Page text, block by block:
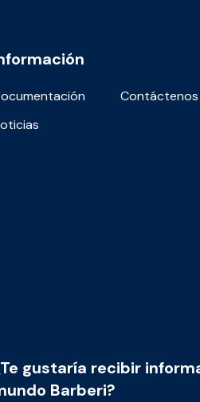
Contáctenos
gustaría recibir
Barberi?